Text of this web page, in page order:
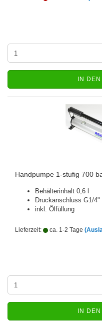
IN
Handpumpe 1-stufig 700
Behälterinhalt 0,6 l
Druckanschluss G1/4"
inkl. Ölfüllung
Lieferzeit: ca. 1-2 Tage
IN